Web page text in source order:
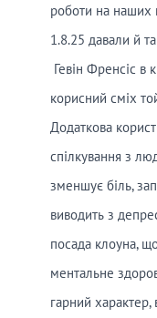
роботи на наших
1.8.25 давали й
Гевін Френсіс в
корисний сміх
Додаткова
спілкування з
зменшує біль,
виводить з
посада клоуна,
ментальне
гарний характер,